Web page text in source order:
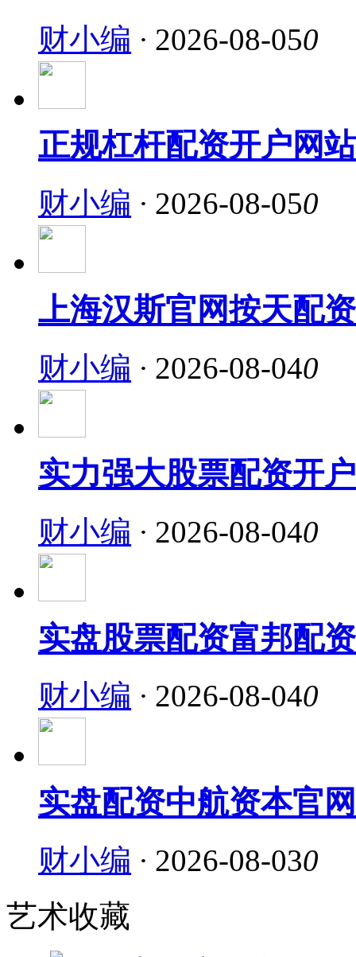
财小编 · 2026-08-050
正规杠杆配资开户网
财小编 · 2026-08-050
上海汉斯官网按天配
财小编 · 2026-08-040
实力强大股票配资开
财小编 · 2026-08-040
实盘股票配资富邦配
财小编 · 2026-08-040
实盘配资中航资本官
财小编 · 2026-08-030
艺术收藏